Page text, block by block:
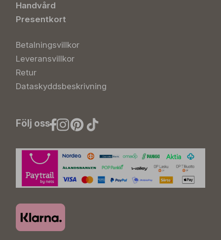
Handvård
Presentkort
Betalningsvillkor
Leveransvillkor
Retur
Dataskyddsbeskrivning
Följ oss